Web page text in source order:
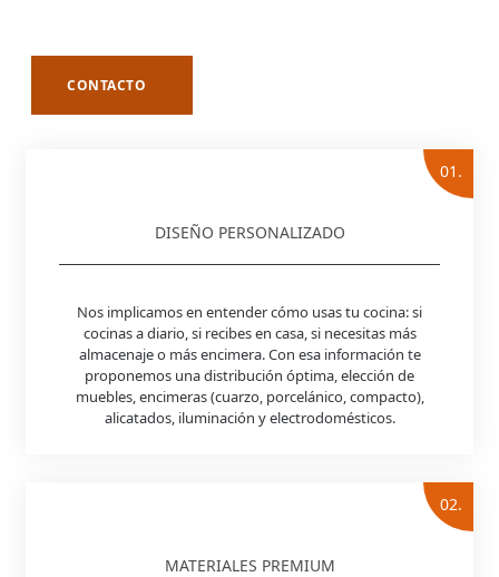
CONTACTO
01.
DISEÑO PERSONALIZADO
Nos implicamos en entender cómo usas tu cocina: si
cocinas a diario, si recibes en casa, si necesitas más
almacenaje o más encimera. Con esa información te
proponemos una distribución óptima, elección de
muebles, encimeras (cuarzo, porcelánico, compacto),
alicatados, iluminación y electrodomésticos.
02.
MATERIALES PREMIUM